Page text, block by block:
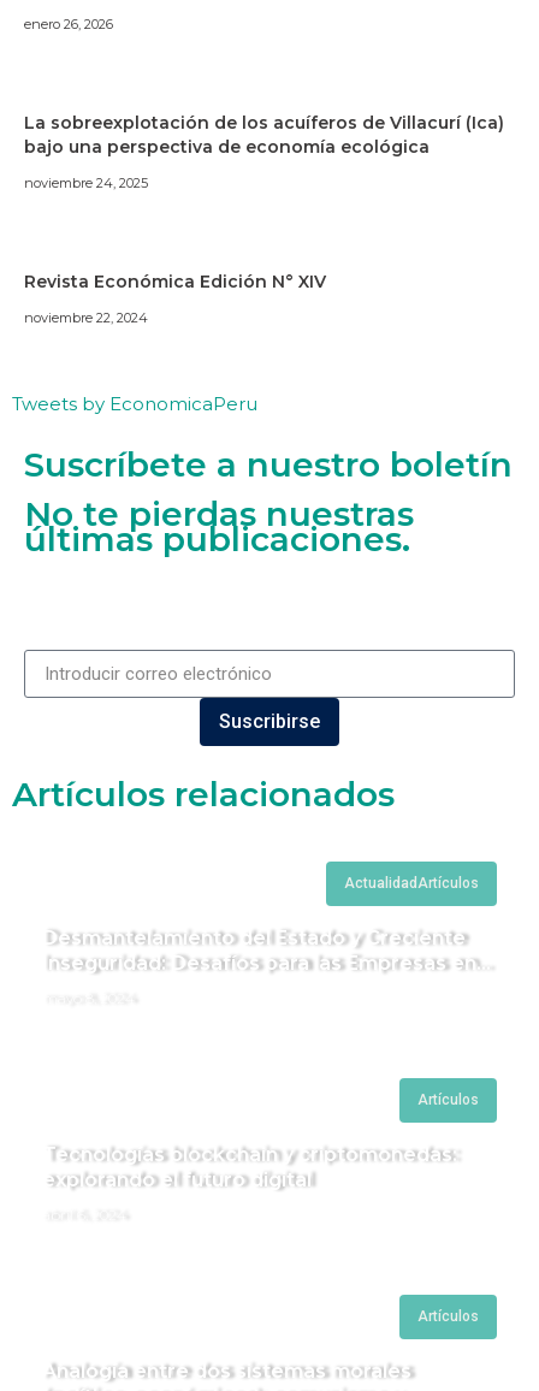
enero 26, 2026
La sobreexplotación de los acuíferos de Villacurí (Ica)
bajo una perspectiva de economía ecológica
noviembre 24, 2025
Revista Económica Edición N° XIV
noviembre 22, 2024
Tweets by EconomicaPeru
Suscríbete a nuestro boletín
No te pierdas nuestras
últimas publicaciones.
Suscribirse
Artículos relacionados
ActualidadArtículos
Desmantelamiento del Estado y Creciente
Inseguridad: Desafíos para las Empresas en
Artículos
Tecnologías blockchain y criptomonedas:
explorando el futuro digital
Artículos
Analogía entre dos sistemas morales